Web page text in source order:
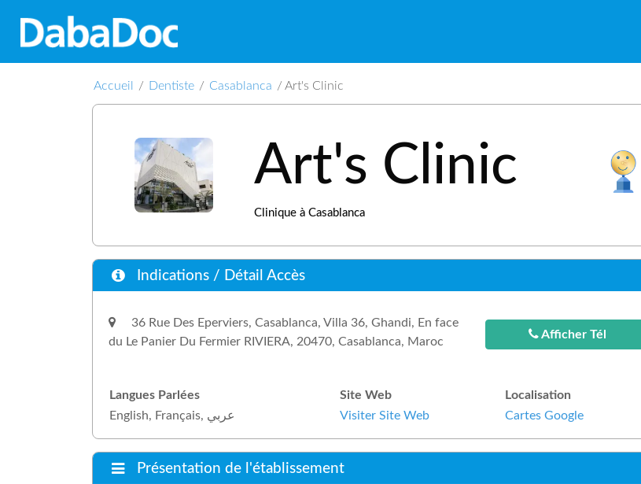
Accueil / Dentiste / Casablanca / Art's Clinic
Art's Clinic
Clinique à Casablanca
Indications / Détail Accès
36 Rue Des Eperviers, Casablanca, Villa 36, Ghandi, En face
du Le Panier Du Fermier RIVIERA, 20470, Casablanca, Maroc
Afficher Tél
Langues Parlées Site Web
Localisation
English, Français, عربي
Visiter Site Web Cartes Google
Présentation de l'établissement